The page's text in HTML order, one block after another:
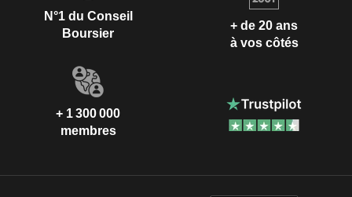
N°1 du Conseil
Boursier
+ de 20 ans
à vos côtés
+ 1 300 000
membres